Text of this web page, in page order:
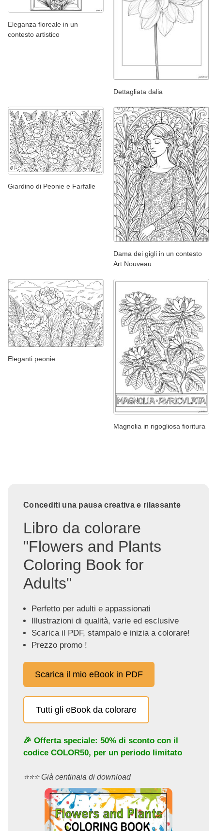
Eleganza floreale in un
contesto artistico
Dettagliata dalia
Giardino di Peonie e Farfalle
Dama dei gigli in un contesto
Art Nouveau
Eleganti peonie
Magnolia in rigogliosa fioritura
Concediti una pausa creativa e rilassante
Libro da colorare
"Flowers and Plants
Coloring Book for
Adults"
Perfetto per adulti e appassionati
Illustrazioni di qualità, varie ed esclusive
Scarica il PDF, stampalo e inizia a colorare!
Prezzo promo !
Scarica il mio eBook in PDF
Tutti gli eBook da colorare
🎉 Offerta speciale: 50% di sconto con il
codice COLOR50, per un periodo limitato
⭐️⭐️⭐️ Già centinaia di download